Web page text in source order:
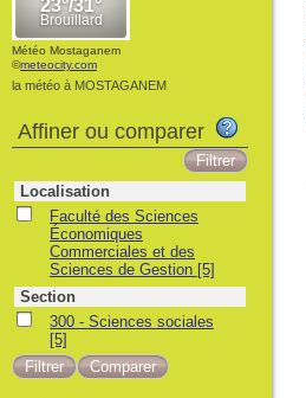
Météo Mostaganem
©meteocity.com
la météo à MOSTAGANEM
Affiner ou comparer
Localisation
Faculté des Sciences
Économiques
Commerciales et des
Sciences de Gestion [5]
Section
300 - Sciences sociales
[5]